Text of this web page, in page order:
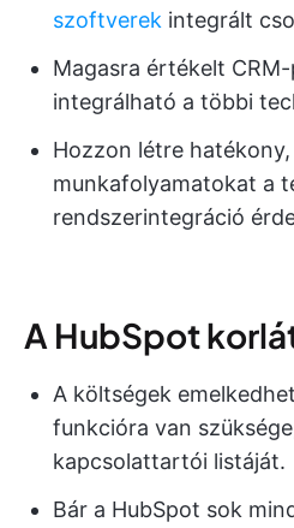
szoftverek integrált
Magasra értékelt
integrálható a többi
Hozzon létre
munkafolyamatokat a
rendszerintegráció
A HubSpot
A költségek
funkcióra van
kapcsolattartói listáját.
Bár a HubSpot sok